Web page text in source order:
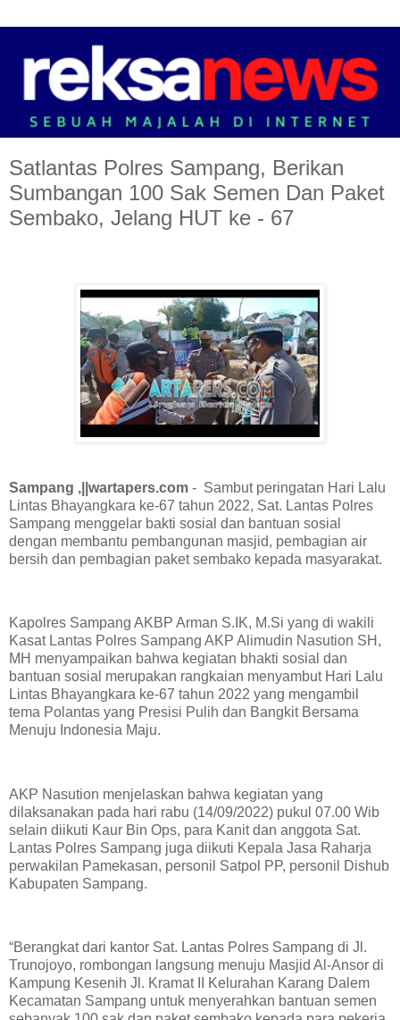
Satlantas Polres Sampang, Berikan
Sumbangan 100 Sak Semen Dan Paket
Sembako, Jelang HUT ke - 67
Sampang ,||wartapers.com - Sambut peringatan Hari Lalu
Lintas Bhayangkara ke-67 tahun 2022, Sat. Lantas Polres
Sampang menggelar bakti sosial dan bantuan sosial
dengan membantu pembangunan masjid, pembagian air
bersih dan pembagian paket sembako kepada masyarakat.
Kapolres Sampang AKBP Arman S.IK, M.Si yang di wakili
Kasat Lantas Polres Sampang AKP Alimudin Nasution SH,
MH menyampaikan bahwa kegiatan bhakti sosial dan
bantuan sosial merupakan rangkaian menyambut Hari Lalu
Lintas Bhayangkara ke-67 tahun 2022 yang mengambil
tema Polantas yang Presisi Pulih dan Bangkit Bersama
Menuju Indonesia Maju.
AKP Nasution menjelaskan bahwa kegiatan yang
dilaksanakan pada hari rabu (14/09/2022) pukul 07.00 Wib
selain diikuti Kaur Bin Ops, para Kanit dan anggota Sat.
Lantas Polres Sampang juga diikuti Kepala Jasa Raharja
perwakilan Pamekasan, personil Satpol PP, personil Dishub
Kabupaten Sampang.
“Berangkat dari kantor Sat. Lantas Polres Sampang di Jl.
Trunojoyo, rombongan langsung menuju Masjid Al-Ansor di
Kampung Kesenih Jl. Kramat II Kelurahan Karang Dalem
Kecamatan Sampang untuk menyerahkan bantuan semen